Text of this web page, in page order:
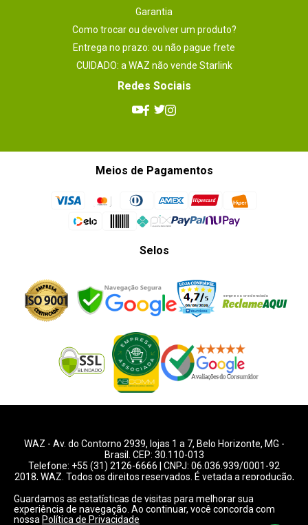
Garantia
Como trocar ou devolver um produto?
Entrega no prazo: ou não pague frete
CUIDADO: a WAZ não vende Starlink
Redes Sociais
Meios de Pagamentos
Selos
WAZ - Av. do Contorno 2939, lojas 1 a 7, Belo Horizonte, MG -
Brasil. CEP: 30.110-013
Telefone: +55 (31) 2126-6666 | CNPJ: 06.036.939/0001-92
2018, WAZ. Todos os direitos reservados. É vetada a reprodução,
Preços e condições de pagamentos válidos exclusivamente
para compras pelo website.
Guardamos as estatísticas de visitas para melhorar sua
experiência de navegação. Ao continuar, você concorda com
nossa Política de Privacidade